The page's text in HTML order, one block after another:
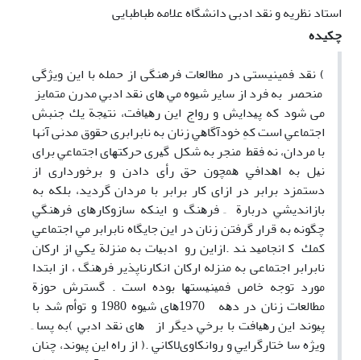
استاد نظریه و نقد ادبی دانشگاه علامه طباطبایی
چکیده
) نقد فمینیستی در مطالعات فرهنگی از حمله با این ویژگی
منحصر به فرد از سایر ﺷﻴﻮه ﻣﻲ ﻫﺎی ﻧﻘﺪ ادﺑﻲ ﻣﺪرن ﻣﺘﻤﺎﻳﺰ
می ﺷﻮد ﻛﻪ ﭘﻴﺪاﻳﺶ و رواج اﻳﻦ رﻫﻴﺎﻓﺖ، ﻧﺘﻴﺠﺔ ﻳﻚ ﺟﻨﺒﺶ
اﺟﺘﻤﺎﻋﻲ اﺳﺖ کهِ ﺧﻮدآﮔﺎﻫﻲ زﻧﺎن ﺑﻪ ﻧﺎﺑﺮاﺑﺮی حقوق مدنی آنها
با مردان، نه فقط ﻣﻨﺠﺮ ﺑﻪ ﺷﻜﻞ ﮔﻴﺮی ﺣﺮﻛﺘﻬﺎی اﺟﺘﻤﺎﻋﻲ ﺑﺮای
ﻧﻴﻞ ﺑﻪ اﻫﺪاﻓﻲ ﻫﻤﭽﻮن ﺣﻖ رأی دادن و ﺑﺮﺧﻮرداری از
دﺳﺘﻤﺰد ﺑﺮاﺑﺮ در ازای ﻛﺎر ﺑﺮاﺑﺮ ﺑﺎ ﻣﺮدان ﮔﺮدﻳﺪ، ﺑﻠﻜﻪ ﺑﻪ
ﺑﺎزاﻧﺪﻳﺸﻲ درﺑﺎرة ِ ﻓﺮﻫﻨﮓ و اﻳﻨﻜﻪ ﺳﺎزوﻛﺎرﻫﺎی ﻓﺮﻫﻨﮕﻲ
ﭼﮕﻮﻧﻪ ﺑﻪ ﻗﺮار ﮔﺮﻓﺘﻦ زﻧﺎن در اﻳﻦ ﺟﺎﻳﮕﺎه ﻧﺎﺑﺮاﺑﺮ ﻣﻲ اﺟﺘﻤﺎﻋﻲ
ﻛﻤﻚ ﻛ اﻧﺠﺎﻣﻴﺪ ﻨﺪ .ازاﻳﻦ رو ادﺑﻴﺎت ﺑﻪ ﻣﻨﺰﻟﺔ ﻳﻜﻲ از ارﻛﺎن
نابرابر اجتماعی به منزله ارکان اﻧﻜﺎرﻧﺎﭘﺬﻳﺮ ﻓﺮﻫﻨﮓ ، از اﺑﺘﺪا
ﻣﻮرد ﺗﻮﺟﻪ ﺧﺎص ﻓﻤﻴﻨﻴﺴﺘﻬﺎ ﺑﻮده اﺳﺖ . ﮔﺴﺘﺮش ﺣﻮزة
ﻣﻄﺎﻟﻌﺎت زﻧﺎن در دﻫﻪ 1970ﻫﺎی ﺷﻴﻮه 1980 و ﺗﻮأم ﺷﺪ ﺑﺎ
ﭘﻴﻮﻧﺪ اﻳﻦ رﻫﻴﺎﻓﺖ ﺑﺎ ﺑﺮﺧﻲ دﻳﮕﺮ از ﻫﺎی ﻧﻘﺪ ادﺑﻲ )ﺑﻪ ﭘﺴﺎ ِ
وﻳﮋه ﺳﺎ ﺧﺘﺎرﮔﺮاﻳﻲ و رواﻧﻜﺎویﻻﻛﺎﻧﻲ .( از راه اﻳﻦ ﭘﻴﻮﻧﺪ، ﭼﻨﺎن